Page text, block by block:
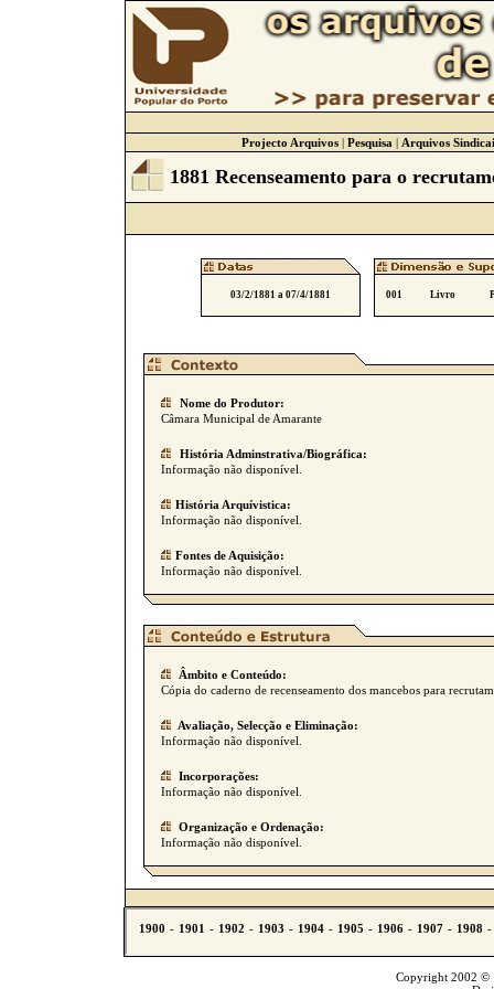
Projecto Arquivos| Pesquisa | Arquivos
1881 Recenseamento para o
03/2/1881 a 07/4/1881 001 Livro
Nome do Produtor:
Câmara Municipal de Amarante
História Adminstrativa/Biográfica:
Informação não disponível.
História Arquívistica:
Informação não disponível.
Fontes de Aquisição:
Informação não disponível.
Âmbito e Conteúdo:
Cópia do caderno de recenseamento dos mancebos para
Avaliação, Selecção e Eliminação:
Informação não disponível.
Incorporações:
Informação não disponível.
Organização e Ordenação:
Informação não disponível.
Copyright 2002 ©